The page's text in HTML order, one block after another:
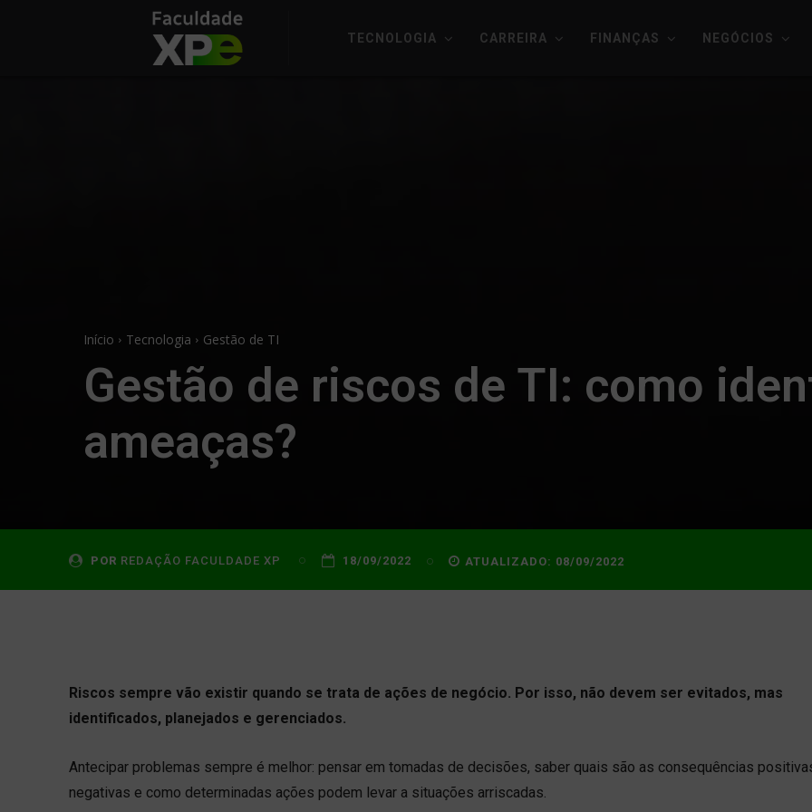
TECNOLOGIA CARREIRA FINANÇAS NEGÓCIOS
Início Tecnologia Gestão de TI
Gestão de riscos de TI: como
ameaças?
POR REDAÇÃO FACULDADE XP 18/09/2022 ATUALIZADO: 08/09/2022
Riscos sempre vão existir quando se trata de ações de negócio. Por isso, não devem ser evitados, mas
identificados, planejados e gerenciados.
Antecipar problemas sempre é melhor: pensar em tomadas de decisões, saber quais são as consequências
negativas e como determinadas ações podem levar a situações arriscadas.